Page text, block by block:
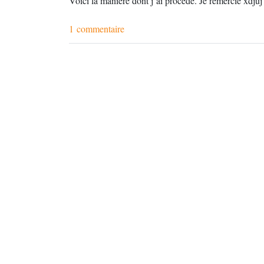
1 commentaire